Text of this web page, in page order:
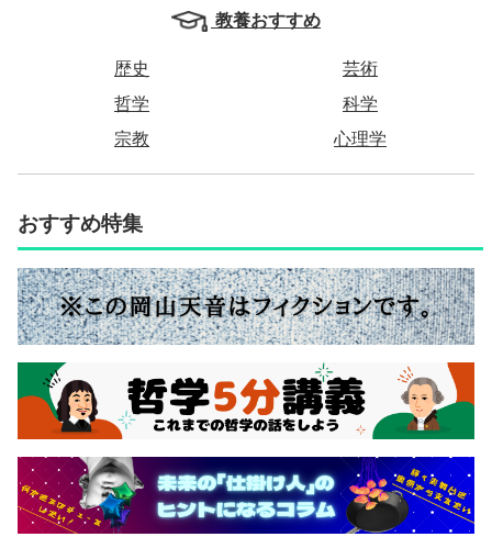
教養おすすめ
歴史
芸術
哲学
科学
宗教
心理学
おすすめ特集